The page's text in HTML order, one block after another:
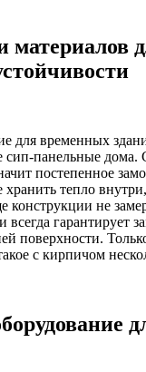
материалов
для временных
сип-панельные
постепенное
хранить тепло
конструкции не
всегда
поверхности.
с кирпичом